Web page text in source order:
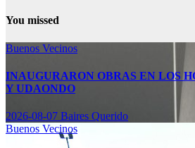
You missed
Buenos Vecinos
INAUGURARON OBRAS EN LOS
Y UDAONDO
2026-08-07 Baires Querido
Buenos Vecinos